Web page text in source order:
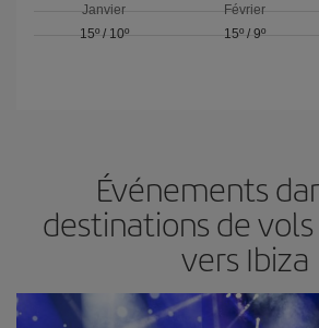
Janvier
15º/ 10º
Février
15º / 9º
Événements
destinations de
vers Ibiza